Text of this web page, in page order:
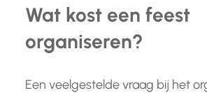
Wat kost een feest
organiseren?
Een veelgestelde vraag bij het